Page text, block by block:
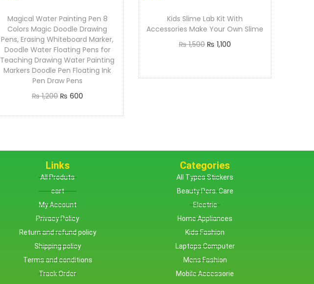
Magical Water Painting Pen 8
Colors Magic Doodle Drawing
Pens, Erasing Whiteboard Marker,
Doodle Water Floating Pens for
Teaching Drawing Water Painting
Markers Doodle Pen Floating Ink
Pen Draw Pens
₨1,200 ₨ 600
Kids Slime Lab Kit With
Accessories Make Your Own Slime
₨1,500 ₨ 1,100
Links
All Produts
cart
My Account
Privacy Policy
Return and refund policy
Shipping policy
Terms and conditions
Track Order
Categories
All Types Stickers
Beauty Pers. Care
Electric
Home Appliances
Kids Fashion
Laptops Computer
Mens Fashion
Mobile Accessorie